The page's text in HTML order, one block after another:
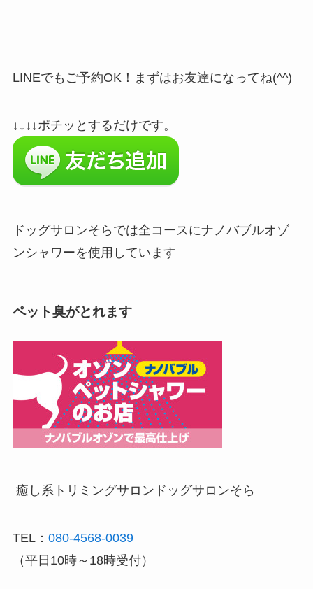
LINEでもご予約OK！まずはお友達になってね(^^)
↓↓↓↓ポチッとするだけです。
ドッグサロンそらでは全コースにナノバブルオゾ
ンシャワーを使用しています
ペット臭がとれます
癒し系トリミングサロン ドッグサロンそら
TEL： 080-4568-0039
（平日10時～18時受付）